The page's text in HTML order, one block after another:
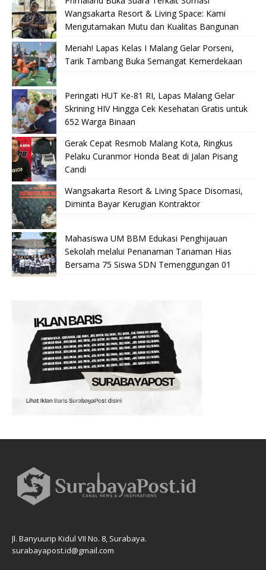
Wangsakarta Resort & Living Space: Kami
Mengutamakan Mutu dan Kualitas Bangunan
Meriah! Lapas Kelas I Malang Gelar Porseni,
Tarik Tambang Buka Semangat Kemerdekaan
Peringati HUT Ke-81 RI, Lapas Malang Gelar
Skrining HIV Hingga Cek Kesehatan Gratis untuk
652 Warga Binaan
Gerak Cepat Resmob Malang Kota, Ringkus
Pelaku Curanmor Honda Beat di Jalan Pisang
Candi
Wangsakarta Resort & Living Space Disomasi,
Diminta Bayar Kerugian Kontraktor
Mahasiswa UM BBM Edukasi Penghijauan
Sekolah melalui Penanaman Tanaman Hias
Bersama 75 Siswa SDN Temenggungan 01
Jl. Banyuurip Kidul VII No. 8, Surabaya.
surabayapost.id@gmail.com